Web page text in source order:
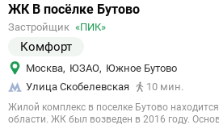
Ссылка
объект
ЖК В посёлке Бутово
Застройщик «ПИК»
Комфорт
Москва, ЮЗАО, Южное Бутово
Улица Скобелевская
10 мин.
Жилой комплекс в поселке Бутово
области. ЖК был возведен в 2016 году.